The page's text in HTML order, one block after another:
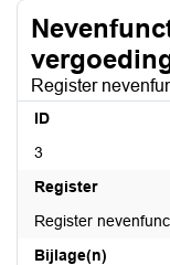
Register
ID
3
Register
Register
Bijlage(n)